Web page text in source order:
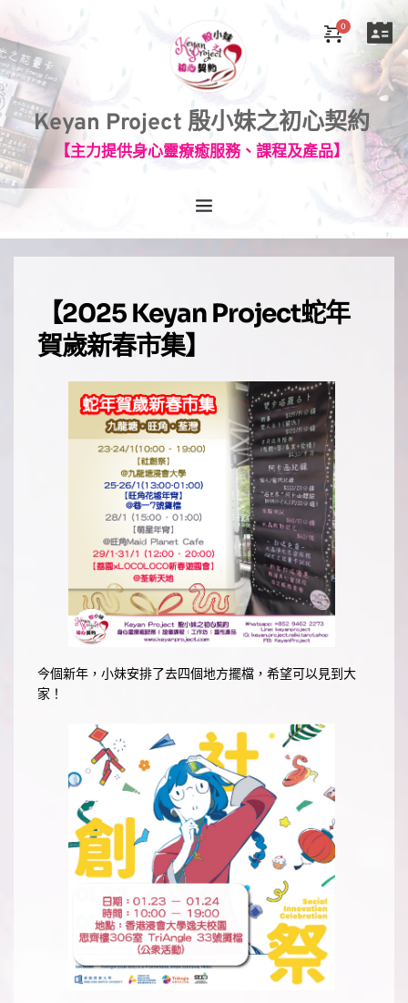
Keyan Project 殷小妹之初心契約
【主力提供身心靈療癒服務、課程及產品】
【2025 Keyan Project蛇年
賀歲新春市集】
今個新年，小妹安排了去四個地方擺檔，希望可以見到大
家！